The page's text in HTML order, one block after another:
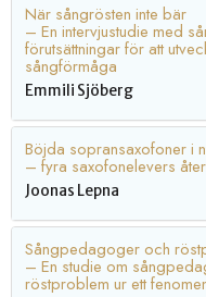
När sångrösten inte bär
– En intervjustudie med
förutsättningar för att
sångförmåga
Emmili Sjöberg
Böjda sopransaxofoner i
– fyra saxofonelevers
Joonas Lepna
Sångpedagoger och
– En studie om
röstproblem ur ett